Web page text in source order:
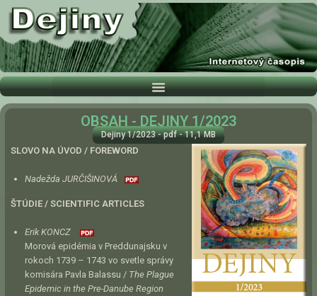
OBSAH - DEJINY 1/2023
Dejiny 1/2023 - pdf - 11,1 MB
SLOVO NA ÚVOD / FOREWORD
Nadežda JURČIŠINOVÁ
ŠTÚDIE / SCIENTIFIC ARTICLES
Erik KONCZ
Morová epidémia v Preddunajsku v
rokoch 1739 – 1743 vo svetle správy
komisára Pavla Balassu / The Plague
Epidemic in the Pre-Danube Region